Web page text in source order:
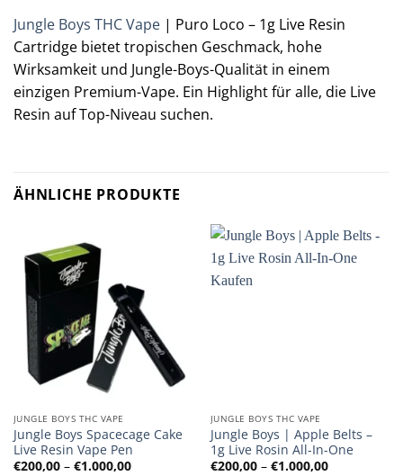
Jungle Boys THC Vape | Puro Loco – 1g Live Resin
Cartridge bietet tropischen Geschmack, hohe
Wirksamkeit und Jungle-Boys-Qualität in einem
einzigen Premium-Vape. Ein Highlight für alle, die Live
Resin auf Top-Niveau suchen.
ÄHNLICHE PRODUKTE
JUNGLE BOYS THC VAPE
Jungle Boys Spacecage Cake
Live Resin Vape Pen
€200,00 – €1.000,00Preisspanne:
JUNGLE BOYS THC VAPE
Jungle Boys | Apple Belts –
1g Live Rosin All-In-One
€200,00 – €1.000,00